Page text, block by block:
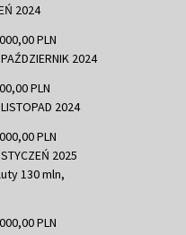
2024
PLN
2024
PLN
2024
PLN
2025
130 mln,
PLN